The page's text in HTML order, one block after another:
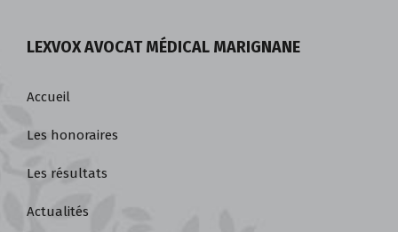
LEXVOX AVOCAT MÉDICAL MARIGNANE
Accueil
Les honoraires
Les résultats
Actualités